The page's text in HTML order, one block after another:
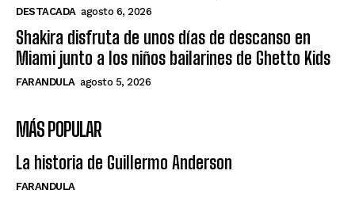
DESTACADA agosto 6, 2026
Shakira disfruta de unos días de descanso en
Miami junto a los niños bailarines de Ghetto Kids
FARANDULA agosto 5, 2026
MÁS POPULAR
La historia de Guillermo Anderson
FARANDULA